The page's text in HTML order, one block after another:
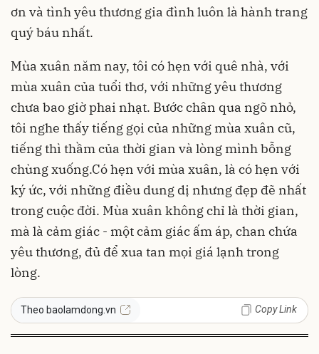
ơn và tình yêu thương gia đình luôn là hành trang
quý báu nhất.
Mùa xuân năm nay, tôi có hẹn với quê nhà, với
mùa xuân của tuổi thơ, với những yêu thương
chưa bao giờ phai nhạt. Bước chân qua ngõ nhỏ,
tôi nghe thấy tiếng gọi của những mùa xuân cũ,
tiếng thì thầm của thời gian và lòng mình bỗng
chùng xuống.Có hẹn với mùa xuân, là có hẹn với
ký ức, với những điều dung dị nhưng đẹp đẽ nhất
trong cuộc đời. Mùa xuân không chỉ là thời gian,
mà là cảm giác - một cảm giác ấm áp, chan chứa
yêu thương, đủ để xua tan mọi giá lạnh trong
lòng.
Theo baolamdong.vn Copy Link